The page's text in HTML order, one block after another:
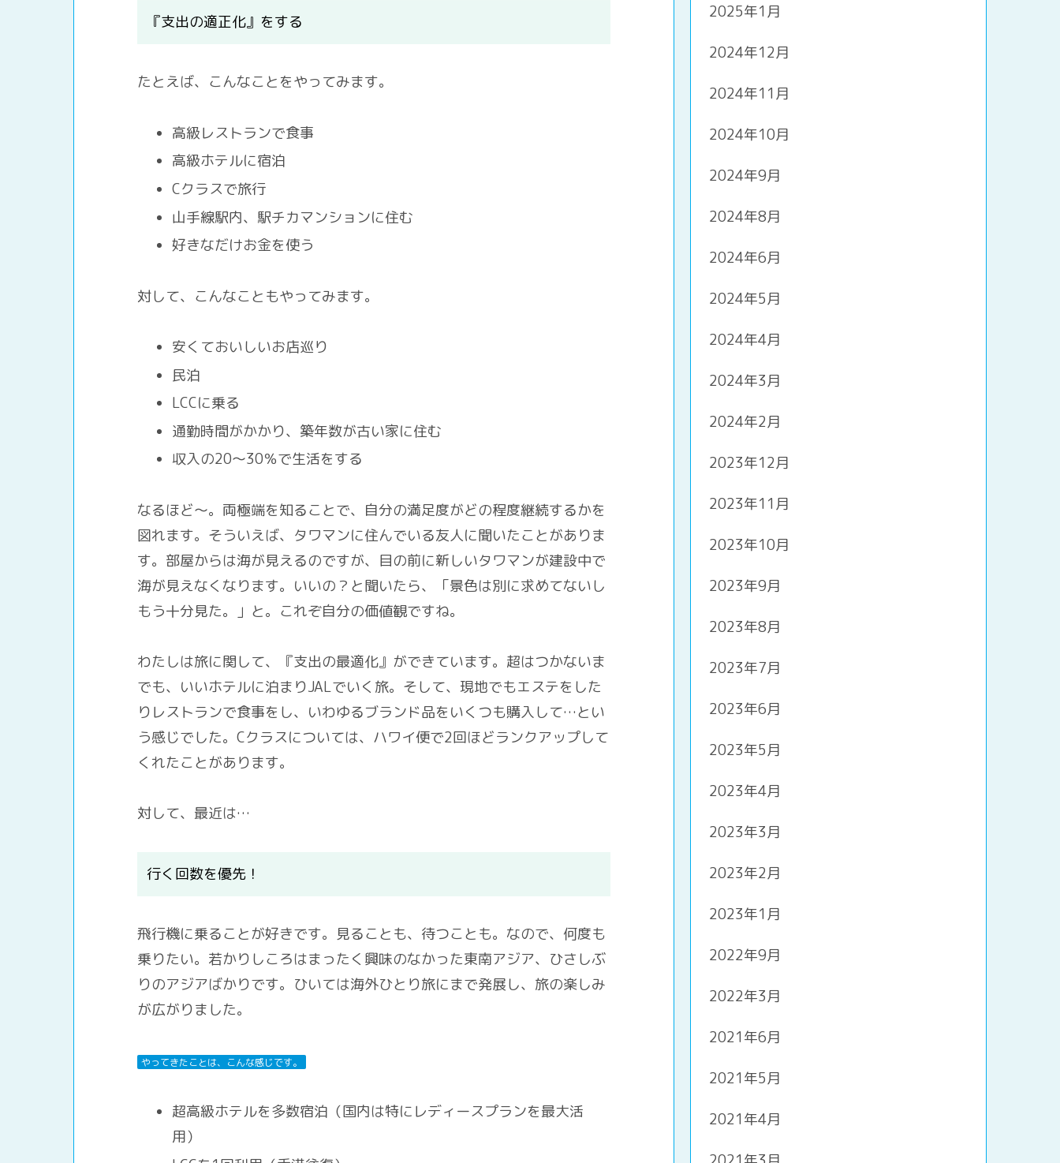
『支出の適正化』をする
たとえば、こんなことをやってみます。
高級レストランで食事
高級ホテルに宿泊
Cクラスで旅行
山手線駅内、駅チカマンションに住む
好きなだけお金を使う
対して、こんなこともやってみます。
安くておいしいお店巡り
民泊
LCCに乗る
通勤時間がかかり、築年数が古い家に住む
収入の20～30％で生活をする
なるほど～。両極端を知ることで、自分の満足度がどの程度継続するかを
図れます。そういえば、タワマンに住んでいる友人に聞いたことがありま
す。部屋からは海が見えるのですが、目の前に新しいタワマンが建設中で
海が見えなくなります。いいの？と聞いたら、「景色は別に求めてないし
もう十分見た。」と。これぞ自分の価値観ですね。
わたしは旅に関して、『支出の最適化』ができています。超はつかないま
でも、いいホテルに泊まりJALでいく旅。そして、現地でもエステをした
りレストランで食事をし、いわゆるブランド品をいくつも購入して…とい
う感じでした。Cクラスについては、ハワイ便で2回ほどランクアップして
くれたことがあります。
対して、最近は…
行く回数を優先！
飛行機に乗ることが好きです。見ることも、待つことも。なので、何度も
乗りたい。若かりしころはまったく興味のなかった東南アジア、ひさしぶ
りのアジアばかりです。ひいては海外ひとり旅にまで発展し、旅の楽しみ
が広がりました。
やってきたことは、こんな感じです。
超高級ホテルを多数宿泊（国内は特にレディースプランを最大活
用）
2025年1月
2024年12月
2024年11月
2024年10月
2024年9月
2024年8月
2024年6月
2024年5月
2024年4月
2024年3月
2024年2月
2023年12月
2023年11月
2023年10月
2023年9月
2023年8月
2023年7月
2023年6月
2023年5月
2023年4月
2023年3月
2023年2月
2023年1月
2022年9月
2022年3月
2021年6月
2021年5月
2021年4月